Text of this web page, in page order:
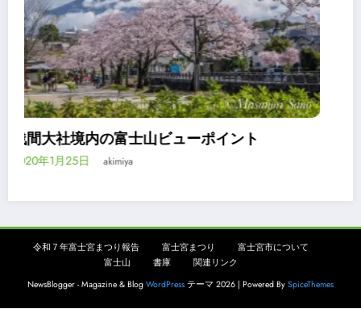
令和2年浅間大社流鏑馬祭は神事のみ
2020年3月24日
令和７年富士宮まつり報告 富士宮まつり
富士宮市について
富士山
書庫
関連リンク
NewsBlogger - Magazine & Blog WordPress テーマ 2026 | Powered By SpiceThemes